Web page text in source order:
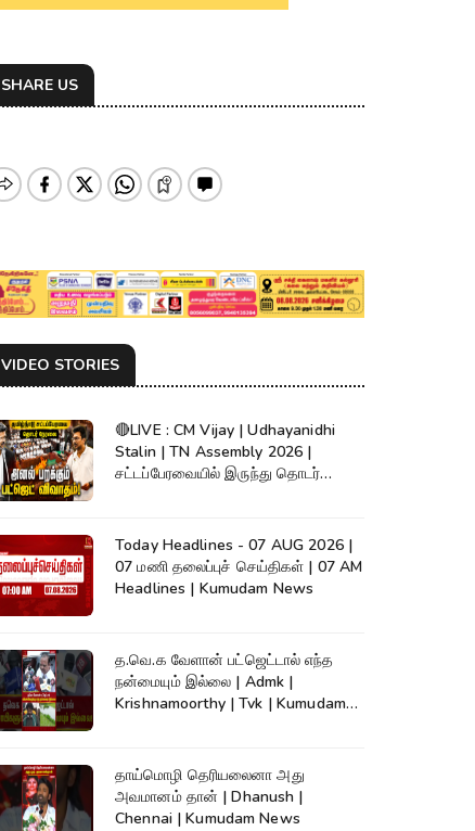
SHARE US
VIDEO STORIES
🔴LIVE : CM Vijay | Udhayanidhi
Stalin | TN Assembly 2026 |
சட்டப்பேரவையில் இருந்து தொடர்
Today Headlines - 07 AUG 2026 |
07 மணி தலைப்புச் செய்திகள் | 07 AM
Headlines | Kumudam News
த.வெ.க வேளான் பட்ஜெட்டால் எந்த
நன்மையும் இல்லை | Admk |
Krishnamoorthy | Tvk | Kumudam
தாய்மொழி தெரியலைனா அது
அவமானம் தான் | Dhanush |
Chennai | Kumudam News